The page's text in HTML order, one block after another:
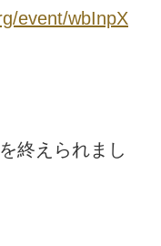
event/wbInpX
終えられまし